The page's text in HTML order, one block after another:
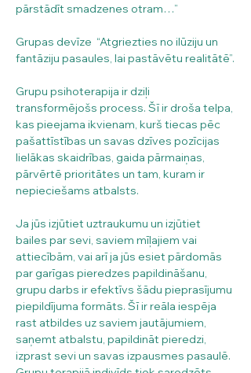
pārstādīt smadzenes otram…”
Grupas devīze  “Atgriezties no ilūziju un
fantāziju pasaules, lai pastāvētu realitātē”.
Grupu psihoterapija ir dziļi
transformējošs process. Šī ir droša telpa,
kas pieejama ikvienam, kurš tiecas pēc
pašattīstības un savas dzīves pozīcijas
lielākas skaidrības, gaida pārmaiņas,
pārvērtē prioritātes un tam, kuram ir
nepieciešams atbalsts.
Ja jūs izjūtiet uztraukumu un izjūtiet
bailes par sevi, saviem mīļajiem vai
attiecībām, vai arī ja jūs esiet pārdomās
par garīgas pieredzes papildināšanu,
grupu darbs ir efektīvs šādu pieprasījumu
piepildījuma formāts. Šī ir reāla iespēja
rast atbildes uz saviem jautājumiem,
saņemt atbalstu, papildināt pieredzi,
izprast sevi un savas izpausmes pasaulē.